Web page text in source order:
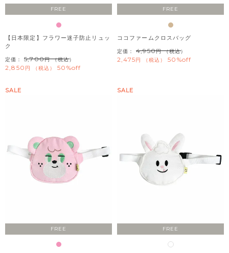
FREE
【日本限定】フラワー迷子防止リュッ
ク
定価： 5,700 （税込）
2,850 税込 50%off
FREE
ココファームクロスバッグ
定価： 4,950 （税込）
2,475 税込 50%off
FREE
SALE
FREE
SALE